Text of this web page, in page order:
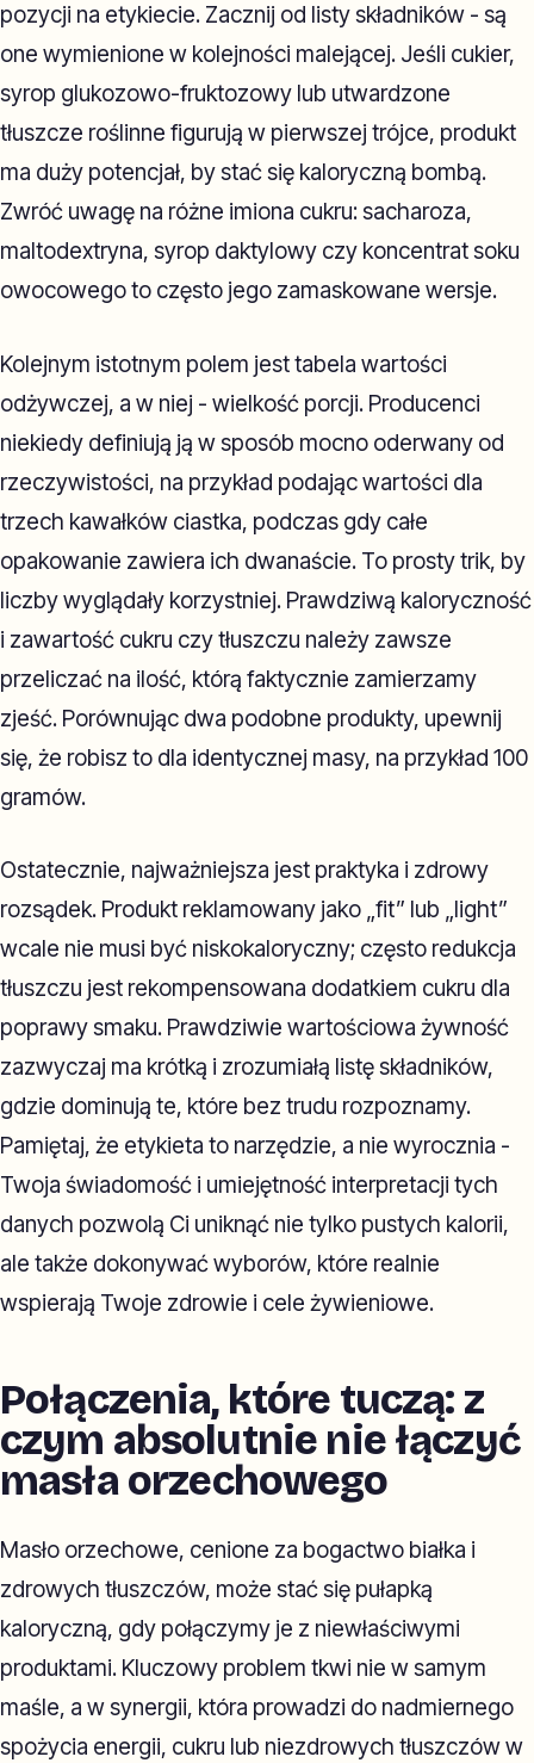
pozycji na etykiecie. Zacznij od listy składników - są
one wymienione w kolejności malejącej. Jeśli cukier,
syrop glukozowo-fruktozowy lub utwardzone
tłuszcze roślinne figurują w pierwszej trójce, produkt
ma duży potencjał, by stać się kaloryczną bombą.
Zwróć uwagę na różne imiona cukru: sacharoza,
maltodextryna, syrop daktylowy czy koncentrat soku
owocowego to często jego zamaskowane wersje.
Kolejnym istotnym polem jest tabela wartości
odżywczej, a w niej - wielkość porcji. Producenci
niekiedy definiują ją w sposób mocno oderwany od
rzeczywistości, na przykład podając wartości dla
trzech kawałków ciastka, podczas gdy całe
opakowanie zawiera ich dwanaście. To prosty trik, by
liczby wyglądały korzystniej. Prawdziwą kaloryczność
i zawartość cukru czy tłuszczu należy zawsze
przeliczać na ilość, którą faktycznie zamierzamy
zjeść. Porównując dwa podobne produkty, upewnij
się, że robisz to dla identycznej masy, na przykład 100
gramów.
Ostatecznie, najważniejsza jest praktyka i zdrowy
rozsądek. Produkt reklamowany jako „fit” lub „light”
wcale nie musi być niskokaloryczny; często redukcja
tłuszczu jest rekompensowana dodatkiem cukru dla
poprawy smaku. Prawdziwie wartościowa żywność
zazwyczaj ma krótką i zrozumiałą listę składników,
gdzie dominują te, które bez trudu rozpoznamy.
Pamiętaj, że etykieta to narzędzie, a nie wyrocznia -
Twoja świadomość i umiejętność interpretacji tych
danych pozwolą Ci uniknąć nie tylko pustych kalorii,
ale także dokonywać wyborów, które realnie
wspierają Twoje zdrowie i cele żywieniowe.
Połączenia, które tuczą: z
czym absolutnie nie łączyć
masła orzechowego
Masło orzechowe, cenione za bogactwo białka i
zdrowych tłuszczów, może stać się pułapką
kaloryczną, gdy połączymy je z niewłaściwymi
produktami. Kluczowy problem tkwi nie w samym
maśle, a w synergii, która prowadzi do nadmiernego
spożycia energii, cukru lub niezdrowych tłuszczów w